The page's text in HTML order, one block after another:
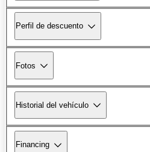
Perfil de descuento
Fotos
Historial del vehículo
Financing